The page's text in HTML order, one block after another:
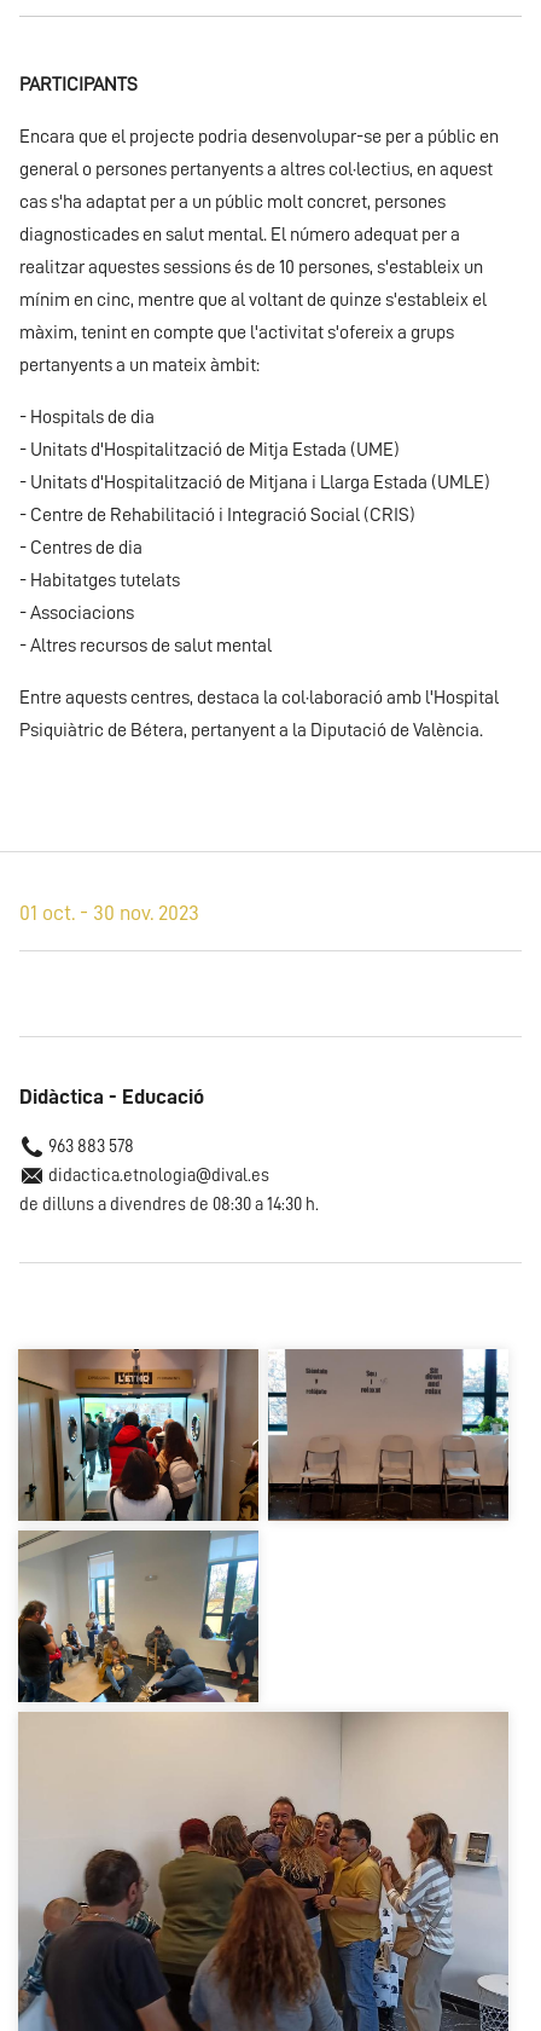
PARTICIPANTS
Encara que el projecte podria desenvolupar-se per a públic en
general o persones pertanyents a altres col·lectius, en aquest
cas s'ha adaptat per a un públic molt concret, persones
diagnosticades en salut mental. El número adequat per a
realitzar aquestes sessions és de 10 persones, s'estableix un
mínim en cinc, mentre que al voltant de quinze s'estableix el
màxim, tenint en compte que l'activitat s'ofereix a grups
pertanyents a un mateix àmbit:
- Hospitals de dia
- Unitats d'Hospitalització de Mitja Estada (UME)
- Unitats d'Hospitalització de Mitjana i Llarga Estada (UMLE)
- Centre de Rehabilitació i Integració Social (CRIS)
- Centres de dia
- Habitatges tutelats
- Associacions
- Altres recursos de salut mental
Entre aquests centres, destaca la col·laboració amb l'Hospital
Psiquiàtric de Bétera, pertanyent a la Diputació de València.
01 oct. - 30 nov. 2023
Didàctica - Educació
963 883 578
didactica.etnologia@dival.es
de dilluns a divendres de 08:30 a 14:30 h.